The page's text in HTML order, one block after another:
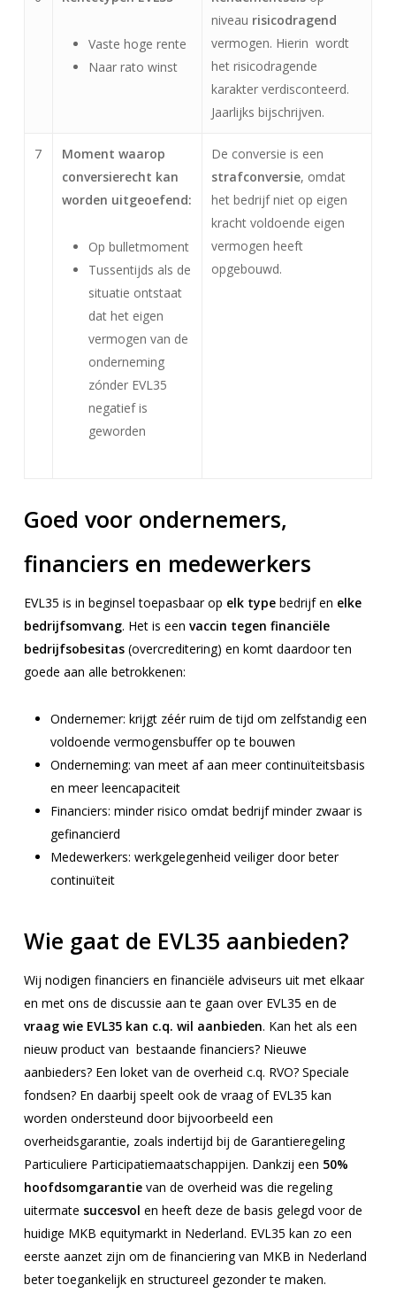
Vaste hoge rente
Naar rato winst
niveau risicodragend
vermogen. Hierin wordt
het risicodragende
karakter verdisconteerd.
Jaarlijks bijschrijven.
7
Moment waarop
conversierecht kan
worden uitgeoefend:
Op bulletmoment
Tussentijds als de
situatie ontstaat
dat het eigen
vermogen van de
onderneming
zónder EVL35
negatief is
geworden
De conversie is een
strafconversie, omdat
het bedrijf niet op eigen
kracht voldoende eigen
vermogen heeft
opgebouwd.
Goed voor ondernemers,
financiers en medewerkers
EVL35 is in beginsel toepasbaar op elk typebedrijf en elke
bedrijfsomvang. Het is een vaccin tegen financiële
bedrijfsobesitas(overcreditering) en komt daardoor ten
goede aan alle betrokkenen:
Ondernemer: krijgt zéér ruim de tijd om zelfstandig een
voldoende vermogensbuffer op te bouwen
Onderneming: van meet af aan meer continuïteitsbasis
en meer leencapaciteit
Financiers: minder risico omdat bedrijf minder zwaar is
gefinancierd
Medewerkers: werkgelegenheid veiliger door beter
continuïteit
Wie gaat de EVL35 aanbieden?
Wij nodigen financiers en financiële adviseurs uit met elkaar
en met ons de discussie aan te gaan over EVL35 en de
vraag wie EVL35 kan c.q. wil aanbieden. Kan het als een
nieuw product van bestaande financiers? Nieuwe
aanbieders? Een loket van de overheid c.q. RVO? Speciale
fondsen? En daarbij speelt ook de vraag of EVL35 kan
worden ondersteund door bijvoorbeeld een
overheidsgarantie, zoals indertijd bij de Garantieregeling
Particuliere Participatiemaatschappijen. Dankzij een 50%
hoofdsomgarantievan de overheid was die regeling
uitermate succesvol en heeft deze de basis gelegd voor de
huidige MKB equitymarkt in Nederland. EVL35 kan zo een
eerste aanzet zijn om de financiering van MKB in Nederland
beter toegankelijk en structureel gezonder te maken.